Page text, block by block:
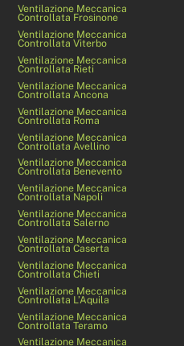
Ventilazione Meccanica
Controllata Frosinone
Ventilazione Meccanica
Controllata Viterbo
Ventilazione Meccanica
Controllata Rieti
Ventilazione Meccanica
Controllata Ancona
Ventilazione Meccanica
Controllata Roma
Ventilazione Meccanica
Controllata Avellino
Ventilazione Meccanica
Controllata Benevento
Ventilazione Meccanica
Controllata Napoli
Ventilazione Meccanica
Controllata Salerno
Ventilazione Meccanica
Controllata Caserta
Ventilazione Meccanica
Controllata Chieti
Ventilazione Meccanica
Controllata L’Aquila
Ventilazione Meccanica
Controllata Teramo
Ventilazione Meccanica